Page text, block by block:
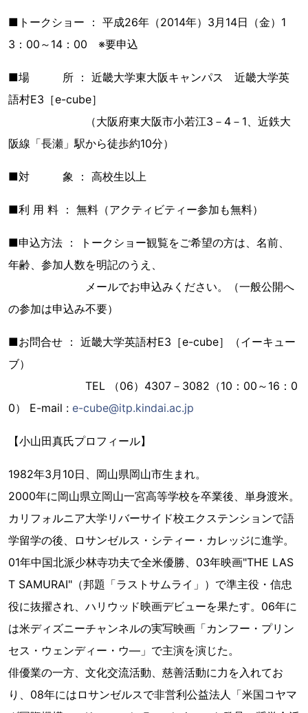
■トークショー ： 平成26年（2014年）3月14日（金）1
3：00～14：00 ※要申込
■場 所 ： 近畿大学東大阪キャンパス 近畿大学英
語村E3［e-cube］
（大阪府東大阪市小若江3－4－1、近鉄大
阪線「長瀬」駅から徒歩約10分）
■対 象 ： 高校生以上
■利 用 料 ： 無料（アクティビティー参加も無料）
■申込方法 ： トークショー観覧をご希望の方は、名前、
年齢、参加人数を明記のうえ、
メールでお申込みください。（一般公開へ
の参加は申込み不要）
■お問合せ ： 近畿大学英語村E3［e-cube］（イーキュー
ブ）
TEL （06）4307－3082（10：00～16：0
0） E-mail : e-cube@itp.kindai.ac.jp
【小山田真氏プロフィール】
1982年3月10日、岡山県岡山市生まれ。
2000年に岡山県立岡山一宮高等学校を卒業後、単身渡米。
カリフォルニア大学リバーサイド校エクステンションで語
学留学の後、ロサンゼルス・シティー・カレッジに進学。
01年中国北派少林寺功夫で全米優勝、03年映画"THE LAS
T SAMURAI"（邦題「ラストサムライ」）で準主役・信忠
役に抜擢され、ハリウッド映画デビューを果たす。06年に
は米ディズニーチャンネルの実写映画「カンフー・プリン
セス・ウェンディー・ウ―」で主演を演じた。
俳優業の一方、文化交流活動、慈善活動に力を入れてお
り、08年にはロサンゼルスで非営利公益法人「米国コヤマ